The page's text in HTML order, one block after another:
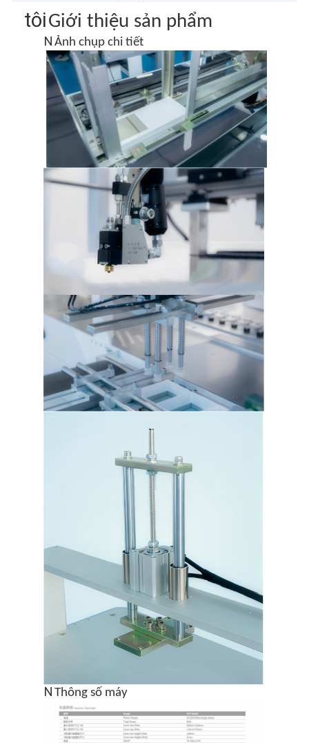
Các sản phẩm
Video
tôiGiới thiệu sản phẩm
N Ảnh chụp chi tiết
N Thông số máy